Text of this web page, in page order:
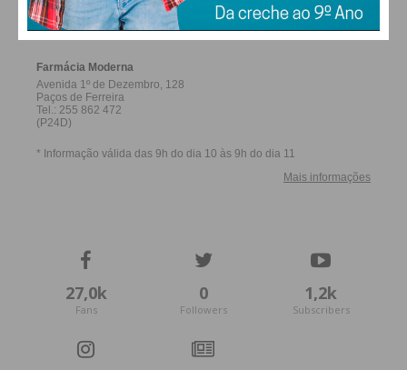
FERREIRA
27,0k
Fans
0
Followers
1,2k
Subscribers